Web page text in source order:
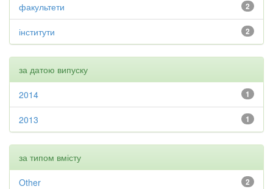
2
факультети
2
інститути
за датою випуску
1
2014
1
2013
за типом вмісту
2
Other